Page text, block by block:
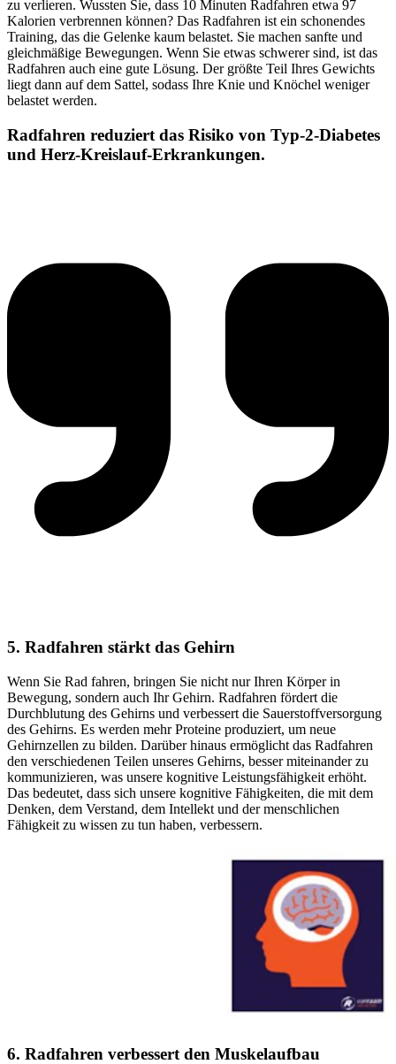
zu verlieren. Wussten Sie, dass 10 Minuten Radfahren etwa 97
Kalorien verbrennen können? Das Radfahren ist ein schonendes
Training, das die Gelenke kaum belastet. Sie machen sanfte und
gleichmäßige Bewegungen. Wenn Sie etwas schwerer sind, ist das
Radfahren auch eine gute Lösung. Der größte Teil Ihres Gewichts
liegt dann auf dem Sattel, sodass Ihre Knie und Knöchel weniger
belastet werden.
Radfahren reduziert das Risiko von Typ-2-Diabetes
und Herz-Kreislauf-Erkrankungen.
5. Radfahren stärkt das Gehirn
Wenn Sie Rad fahren, bringen Sie nicht nur Ihren Körper in
Bewegung, sondern auch Ihr Gehirn. Radfahren fördert die
Durchblutung des Gehirns und verbessert die Sauerstoffversorgung
des Gehirns. Es werden mehr Proteine produziert, um neue
Gehirnzellen zu bilden. Darüber hinaus ermöglicht das Radfahren
den verschiedenen Teilen unseres Gehirns, besser miteinander zu
kommunizieren, was unsere kognitive Leistungsfähigkeit erhöht.
Das bedeutet, dass sich unsere kognitive Fähigkeiten, die mit dem
Denken, dem Verstand, dem Intellekt und der menschlichen
Fähigkeit zu wissen zu tun haben, verbessern.
6. Radfahren verbessert den Muskelaufbau